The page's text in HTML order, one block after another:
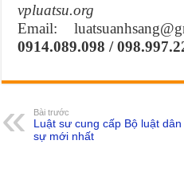
vpluatsu.org
Email:
0914.089.098 /
Bài trước
Luật sư cung cấp Bộ luật dân
sự mới nhất